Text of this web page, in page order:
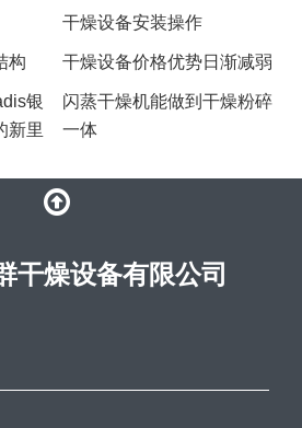
干燥设备安装操作
构 干燥设备价格优势日渐减弱
银
新里
闪蒸干燥机能做到干燥粉碎
一体
干燥设备有限公司